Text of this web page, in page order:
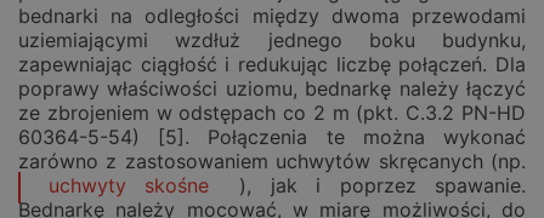
bednarki na odległości między dwoma przewodami
uziemiającymi wzdłuż jednego boku budynku,
zapewniając ciągłość i redukując liczbę połączeń. Dla
poprawy właściwości uziomu, bednarkę należy łączyć
ze zbrojeniem w odstępach co 2 m (pkt. C.3.2 PN-HD
60364-5-54) [5]. Połączenia te można wykonać
zarówno z zastosowaniem uchwytów skręcanych (np.
uchwyty skośne
), jak i poprzez spawanie.
Bednarkę należy mocować, w miarę możliwości, do